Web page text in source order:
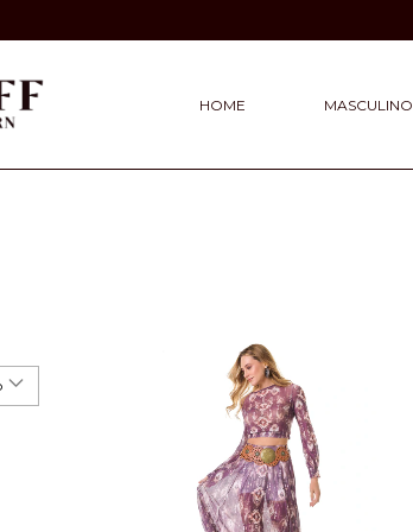
HOME MASCULINO